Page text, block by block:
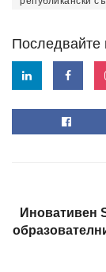
Последвайте
Иновативен